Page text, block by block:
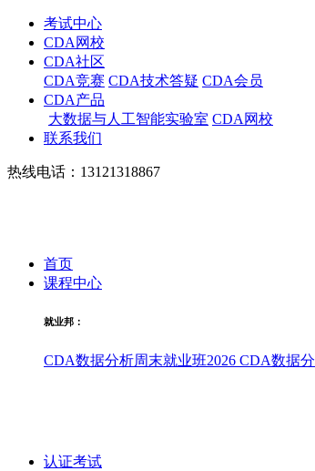
考试中心
CDA网校
CDA社区
CDA竞赛 CDA技术答疑 CDA会员
CDA产品
大数据与人工智能实验室 CDA网校
联系我们
热线电话：13121318867
首页
课程中心
就业邦：
CDA数据分析周末就业班2026 CDA数据
认证考试